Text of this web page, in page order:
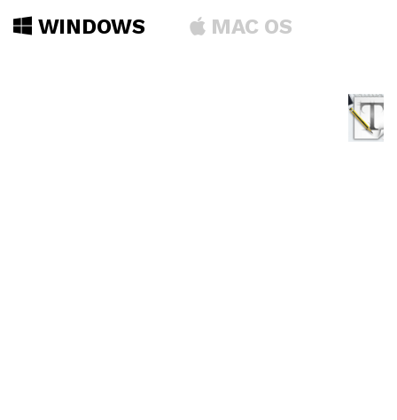
WINDOWS MAC OS